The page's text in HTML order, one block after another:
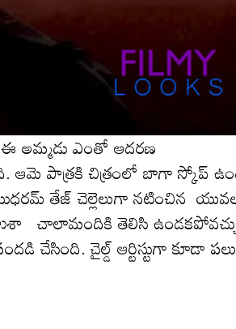
ఈ అమ్మ‌డు ఎంతో ఆద‌ర‌ణ
ఆమె పాత్ర‌కి చిత్రంలో బాగా స్కోప్
తేజ్ చెల్లెలుగా నటించిన
చాలామందికి తెలిసి
చేసింది. చైల్డ్ ఆర్టిస్టుగా కూడా ప‌లు